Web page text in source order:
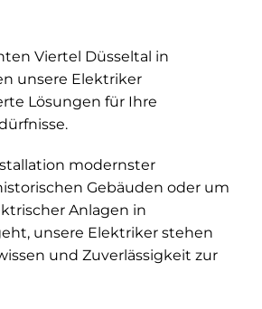
Viertel Düsseltal in
unsere Elektriker
Lösungen für Ihre
modernster
Gebäuden oder um
Anlagen in
unsere Elektriker stehen
und Zuverlässigkeit zur